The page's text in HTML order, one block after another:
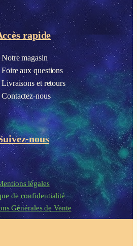
rapide
Notre magasin
Foire aux questions
Livraisons et retours
Contactez-nous
nous
légales
de confidentialité
Générales de Vente